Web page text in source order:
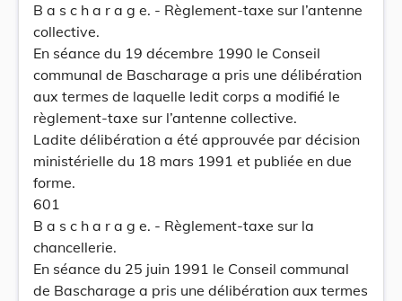
B a s c h a r a g e. - Règlement-taxe sur l’antenne
collective.
En séance du 19 décembre 1990 le Conseil
communal de Bascharage a pris une délibération
aux termes de laquelle ledit corps a modifié le
règlement-taxe sur l’antenne collective.
Ladite délibération a été approuvée par décision
ministérielle du 18 mars 1991 et publiée en due
forme.
601
B a s c h a r a g e. - Règlement-taxe sur la
chancellerie.
En séance du 25 juin 1991 le Conseil communal
de Bascharage a pris une délibération aux termes